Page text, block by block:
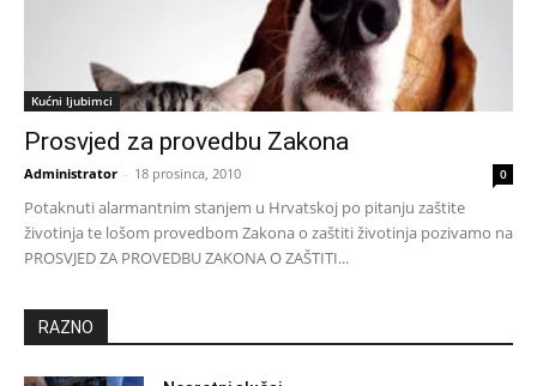
Kućni ljubimci
Prosvjed za provedbu Zakona
Administrator - 18 prosinca, 2010 0
Potaknuti alarmantnim stanjem u Hrvatskoj po pitanju zaštite
životinja te lošom provedbom Zakona o zaštiti životinja pozivamo na
PROSVJED ZA PROVEDBU ZAKONA O ZAŠTITI...
RAZNO